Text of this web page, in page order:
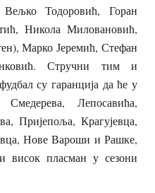
Тодоровић, Горан
Никола Миловановић,
Марко Јеремић, Стефан
Стручни тим и
су гаранција да ће у
Лепосавића,
Пријепоља, Крагујевца,
Нове Вароши и Рашке,
висок пласман у сезони